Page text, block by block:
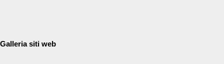
Galleria siti web